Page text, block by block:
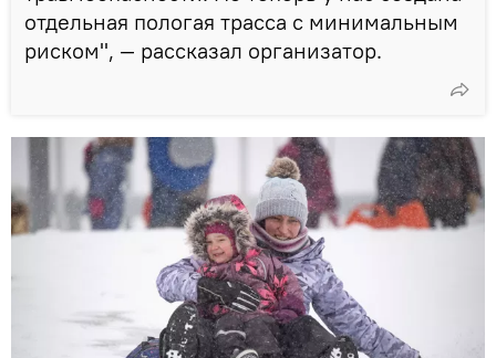
отдельная пологая трасса с минимальным
риском", — рассказал организатор.